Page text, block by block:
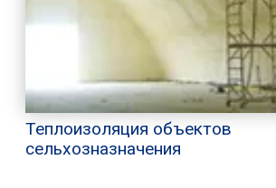
Теплоизоляция объектов
сельхозназначения